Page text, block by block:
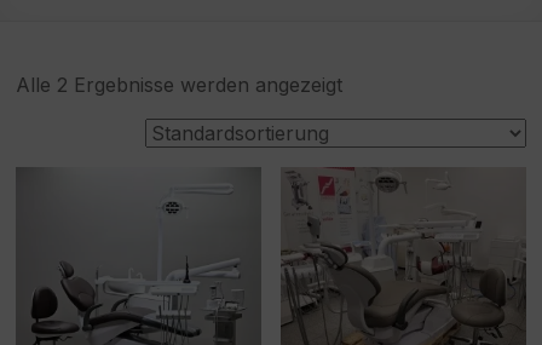
Alle 2 Ergebnisse werden angezeigt